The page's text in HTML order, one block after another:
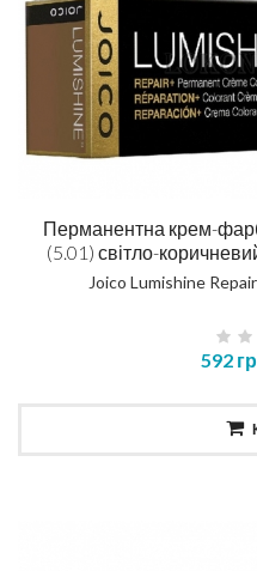
Перманентна крем-
(5.01) світло-
Joico Lumishine
592